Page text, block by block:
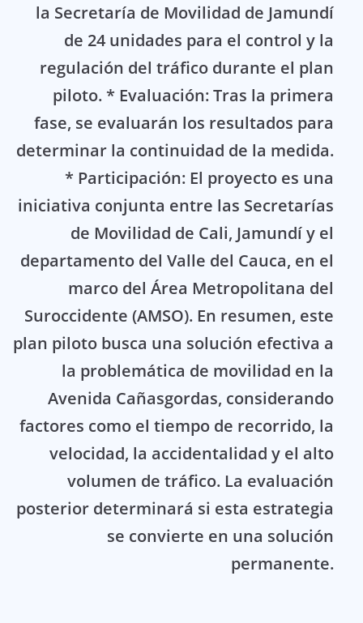
la Secretaría de Movilidad de Jamundí
de 24 unidades para el control y la
regulación del tráfico durante el plan
piloto. * Evaluación: Tras la primera
fase, se evaluarán los resultados para
determinar la continuidad de la medida.
* Participación: El proyecto es una
iniciativa conjunta entre las Secretarías
de Movilidad de Cali, Jamundí y el
departamento del Valle del Cauca, en el
marco del Área Metropolitana del
Suroccidente (AMSO). En resumen, este
plan piloto busca una solución efectiva a
la problemática de movilidad en la
Avenida Cañasgordas, considerando
factores como el tiempo de recorrido, la
velocidad, la accidentalidad y el alto
volumen de tráfico. La evaluación
posterior determinará si esta estrategia
se convierte en una solución
permanente.